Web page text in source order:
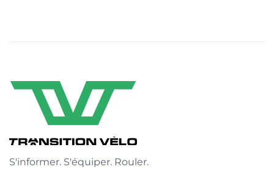
S'informer. S'équiper. Rouler.